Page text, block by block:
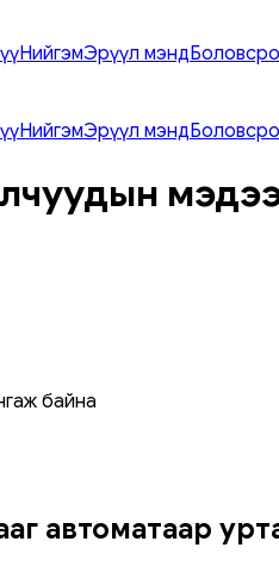
НийгэмЭрүүл мэнд
НийгэмЭрүүл мэнд
байна
автоматаар